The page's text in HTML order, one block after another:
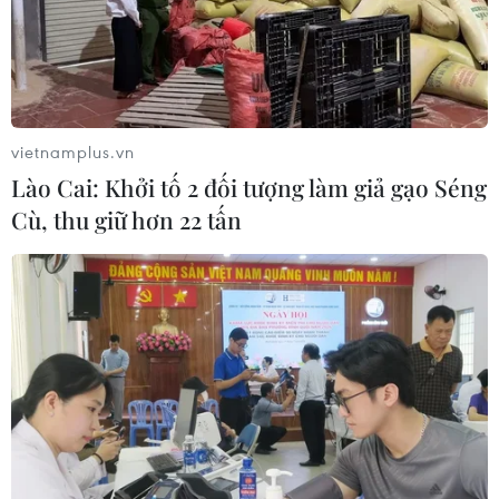
Xaysomphone Phomvihane - nhà
lãnh đạo vun đắp cho mối quan hệ
hữu nghị Việt-Lào
09/08/2026 01:21
Thái Lan tăng cường quản lý sầu
riêng cuối vụ nhằm giảm áp lực dư
cung
09/08/2026 00:58
Thông cáo đặc biệt của Ban Chấp
hành Trung ương Đảng Nhân dân
Cách mạng Lào
08/08/2026 23:33
vietnamplus.vn
Lào Cai: Khởi tố 2 đối tượng làm giả gạo Séng
Cù, thu giữ hơn 22 tấn